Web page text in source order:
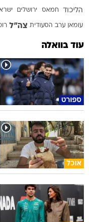
הליכוד חמאס ירושלים
עומאן ערב הסעודית צה"ל
עוד בוואלה
ספורט
אוכל